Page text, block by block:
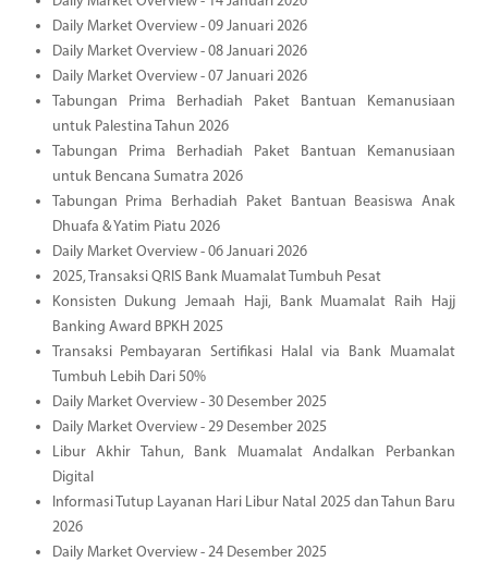
Daily Market Overview - 09 Januari 2026
Daily Market Overview - 08 Januari 2026
Daily Market Overview - 07 Januari 2026
Tabungan Prima Berhadiah Paket Bantuan Kemanusiaan
untuk Palestina Tahun 2026
Tabungan Prima Berhadiah Paket Bantuan Kemanusiaan
untuk Bencana Sumatra 2026
Tabungan Prima Berhadiah Paket Bantuan Beasiswa Anak
Dhuafa & Yatim Piatu 2026
Daily Market Overview - 06 Januari 2026
2025, Transaksi QRIS Bank Muamalat Tumbuh Pesat
Konsisten Dukung Jemaah Haji, Bank Muamalat Raih Hajj
Banking Award BPKH 2025
Transaksi Pembayaran Sertifikasi Halal via Bank Muamalat
Tumbuh Lebih Dari 50%
Daily Market Overview - 30 Desember 2025
Daily Market Overview - 29 Desember 2025
Libur Akhir Tahun, Bank Muamalat Andalkan Perbankan
Digital
Informasi Tutup Layanan Hari Libur Natal 2025 dan Tahun Baru
2026
Daily Market Overview - 24 Desember 2025